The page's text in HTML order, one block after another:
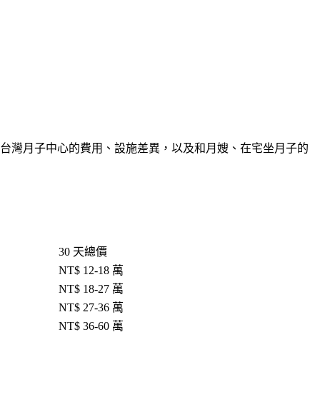
灣月子中心的費用、設施差異，以及和月嫂、在宅坐月子的
30 天總價
NT$ 12-18 萬
NT$ 18-27 萬
NT$ 27-36 萬
NT$ 36-60 萬